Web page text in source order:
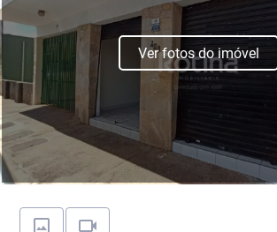
Ver fotos do imóvel